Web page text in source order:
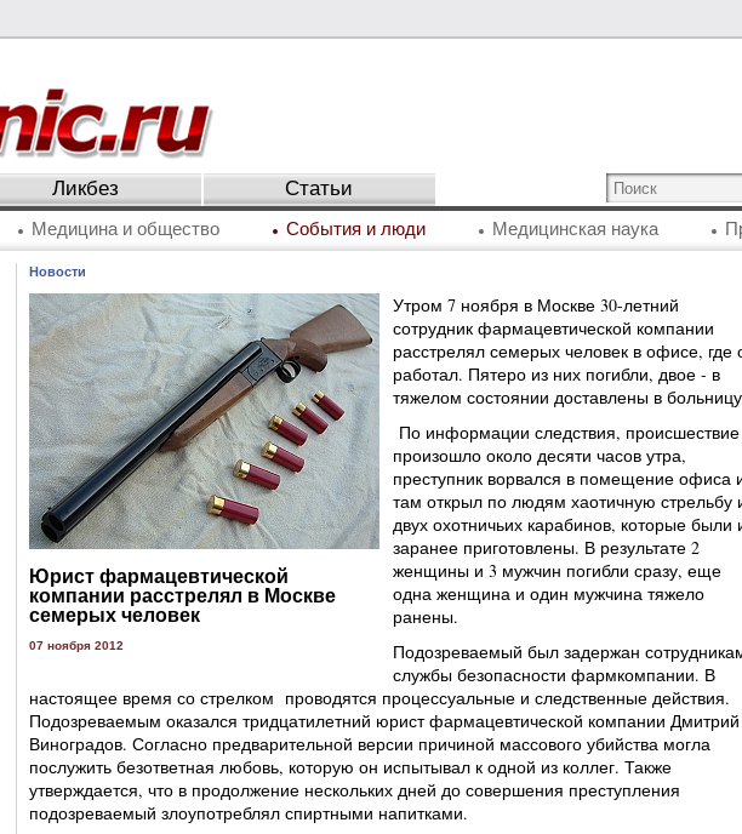
Ликбез Статьи
Медицина и общество События и люди Медицинская наука
Новости
Юрист фармацевтической
компании расстрелял в Москве
семерых человек
07 ноября 2012
Утром 7 ноября в Москве 30-летний
сотрудник фармацевтической компании
расстрелял семерых человек в офисе, где
работал. Пятеро из них погибли, двое - в
тяжелом состоянии доставлены в
По информации следствия, происшествие
произошло около десяти часов утра,
преступник ворвался в помещение офиса
там открыл по людям хаотичную стрельбу
двух охотничьих карабинов, которые были
заранее приготовлены. В результате 2
женщины и 3 мужчин погибли сразу, еще
одна женщина и один мужчина тяжело
ранены.
Подозреваемый был задержан
службы безопасности фармкомпании. В
настоящее время со стрелком проводятся процессуальные и следственные действия.
Подозреваемым оказался тридцатилетний юрист фармацевтической компании Дмитрий
Виноградов. Согласно предварительной версии причиной массового убийства могла
послужить безответная любовь, которую он испытывал к одной из коллег. Также
утверждается, что в продолжение нескольких дней до совершения преступления
подозреваемый злоупотреблял спиртными напитками.